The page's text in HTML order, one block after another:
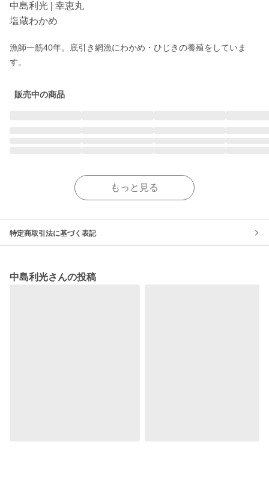
中島利光 | 幸恵丸
塩蔵わかめ
漁師一筋40年。底引き網漁にわかめ・ひじきの養殖をしていま
す。
販売中の商品
もっと見る
特定商取引法に基づく表記
中島利光さんの投稿